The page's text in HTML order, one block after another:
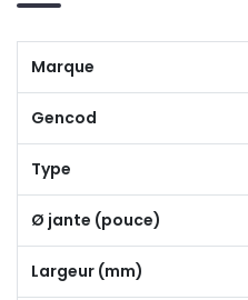
Marque
Gencod
Type
Ø jante (pouce)
Largeur (mm)